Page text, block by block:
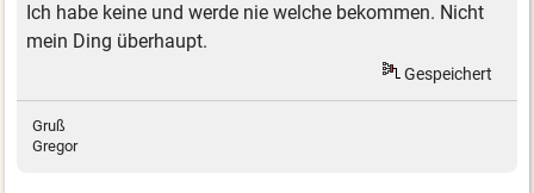
Ich habe keine und werde nie welche bekommen. Nicht
mein Ding überhaupt.
Gespeichert
Gruß
Gregor